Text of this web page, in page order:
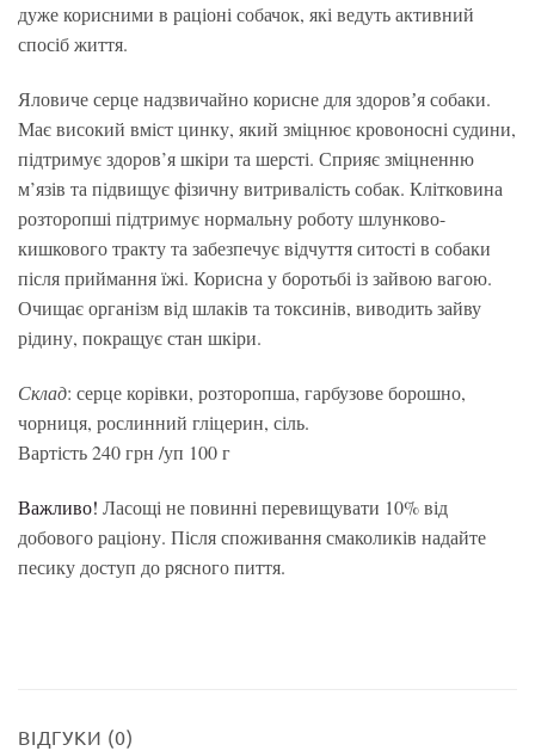
дуже корисними в раціоні собачок, які ведуть активний
спосіб життя.
Яловиче серце надзвичайно корисне для здоровʼя собаки.
Має високий вміст цинку, який зміцнює кровоносні судини,
підтримує здоров’я шкіри та шерсті. Сприяє зміцненню
м’язів та підвищує фізичну витривалість собак. Клітковина
розторопші підтримує нормальну роботу шлунково-
кишкового тракту та забезпечує відчуття ситості в собаки
після приймання їжі. Корисна у боротьбі із зайвою вагою.
Очищає організм від шлаків та токсинів, виводить зайву
рідину, покращує стан шкіри.
Склад: серце корівки, розторопша, гарбузове борошно,
чорниця, рослинний гліцерин, сіль.
Вартість 240 грн /уп 100 г
Важливо! Ласощі не повинні перевищувати 10% від
добового раціону. Після споживання смаколиків надайте
песику доступ до рясного пиття.
ВІДГУКИ (0)